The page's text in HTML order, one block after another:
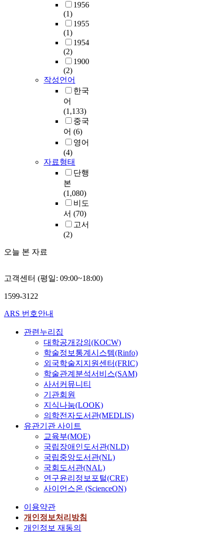
1956
(1)
1955
(1)
1954
(2)
1900
(2)
작성언어
한국
어
(1,133)
중국
어 (6)
영어
(4)
자료형태
단행
본
(1,080)
비도
서 (70)
고서
(2)
오늘 본 자료
고객센터 (평일: 09:00~18:00)
1599-3122
ARS 번호안내
관련누리집
대학공개강의(KOCW)
학술정보통계시스템(Rinfo)
외국학술지지원센터(FRIC)
학술관계분석서비스(SAM)
사서커뮤니티
기관회원
지식나눔(LOOK)
의학전자도서관(MEDLIS)
유관기관 사이트
교육부(MOE)
국립장애인도서관(NLD)
국립중앙도서관(NL)
국회도서관(NAL)
연구윤리정보포털(CRE)
사이언스온 (ScienceON)
이용약관
개인정보처리방침
개인정보 재동의